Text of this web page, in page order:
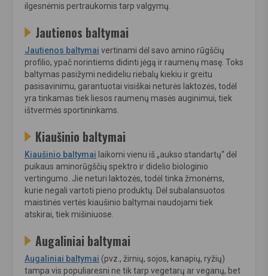
ilgesnėmis pertraukomis tarp valgymų.
Jautienos baltymai
Jautienos baltymai vertinami dėl savo amino rūgščių
profilio, ypač norintiems didinti jėgą ir raumenų masę. Toks
baltymas pasižymi nedideliu riebalų kiekiu ir greitu
pasisavinimu, garantuotai visiškai neturės laktozės, todėl
yra tinkamas tiek liesos raumenų masės auginimui, tiek
ištvermės sportininkams.
Kiaušinio baltymai
Kiaušinio baltymai laikomi vienu iš „aukso standartų“ dėl
puikaus aminorūgščių spektro ir didelio biologinio
vertingumo. Jie neturi laktozės, todėl tinka žmonėms,
kurie negali vartoti pieno produktų. Dėl subalansuotos
maistinės vertės kiaušinio baltymai naudojami tiek
atskirai, tiek mišiniuose.
Augaliniai baltymai
Augaliniai baltymai (pvz., žirnių, sojos, kanapių, ryžių)
tampa vis populiaresni ne tik tarp vegetarų ar veganų, bet